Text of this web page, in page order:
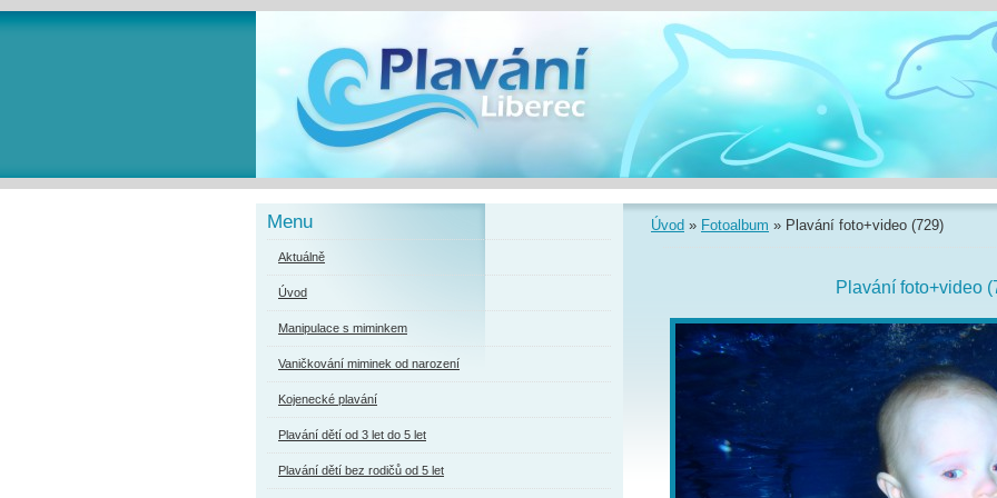
Úvod » Fotoalbum » Plavání foto+video (729)
Plavání foto+video
Menu
Aktuálně
Úvod
Manipulace s miminkem
Vaničkování miminek od narození
Kojenecké plavání
Plavání dětí od 3 let do 5 let
Plavání dětí bez rodičů od 5 let